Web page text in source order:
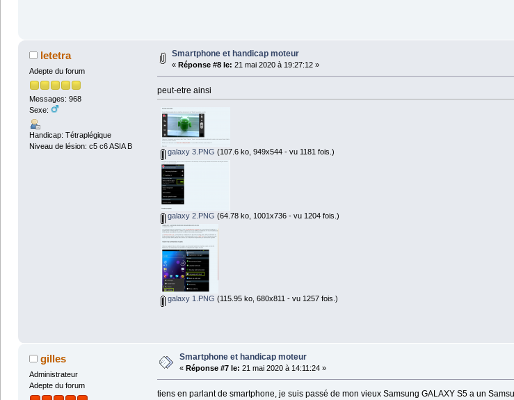
letetra
Adepte du forum
Messages: 968
Sexe:
Handicap: Tétraplégique
Niveau de lésion: c5 c6 ASIA B
Smartphone et handicap moteur
« Réponse #8 le: 21 mai 2020 à 19:27:12 »
peut-etre ainsi
galaxy 3.PNG (107.6 ko, 949x544 - vu 1181 fois.)
galaxy 2.PNG (64.78 ko, 1001x736 - vu 1204 fois.)
galaxy 1.PNG (115.95 ko, 680x811 - vu 1257 fois.)
gilles
Administrateur
Adepte du forum
Smartphone et handicap moteur
« Réponse #7 le: 21 mai 2020 à 14:11:24 »
tiens en parlant de smartphone, je suis passé de mon vieux Samsung GALAXY S5 a un